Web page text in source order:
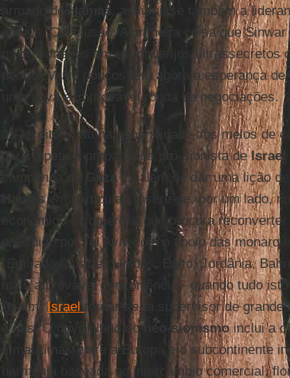
armado do Hamas , assumisse também a
ambos. Conclusão: A primeira coisa que
os prisioneiros em esconderijos
perigo. Muito poucos têm agora a esperança
uma nova e improvável ronda de negociações.
Já foi dito - não na generalidade dos meios de
para repetir a propaganda pró-sionista deIsrael
campanha de
Gazafoi além de dar uma lição
Hamasem particular. Insere-se, por um lado,
econômica e comercial que procura reconverter o
presidido por Tel Aviv com o apoio das
(Emirados Árabes Unidos, Egito, Jordânia,
mais a provável concorrência - quando tudo
Assim, Israeltornar-se-ia supervisor de
e gás. O novo plano doneo-sionismoinclui a
e marítimas entre a Europa e o subcontinente
harmonia baseada no intercâmbio comercial,